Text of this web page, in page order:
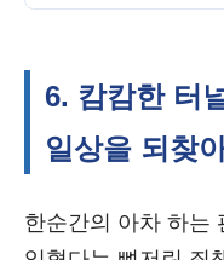
6. 캄캄한 터
일상을 되찾
한순간의 아차 하는